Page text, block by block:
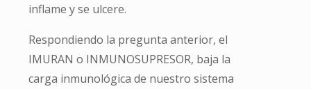
inflame y se ulcere.
Respondiendo la pregunta anterior, el
IMURAN o INMUNOSUPRESOR, baja la
carga inmunológica de nuestro sistema